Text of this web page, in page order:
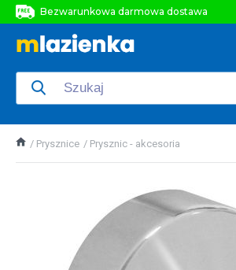
Bezwarunkowa darmowa dostawa
Bezwarunkowa darmowa dostawa
Prysznice Prysznic - akcesoria